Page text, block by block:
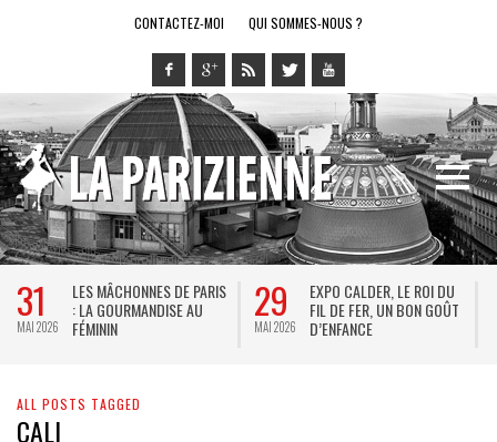
CONTACTEZ-MOI QUI SOMMES-NOUS ?
31
MAI 2026
LES MÂCHONNES DE PARIS
: LA GOURMANDISE AU
FÉMININ
29
MAI 2026
EXPO CALDER, LE ROI DU
FIL DE FER, UN BON GOÛT
D’ENFANCE
ALL POSTS TAGGED
CALI